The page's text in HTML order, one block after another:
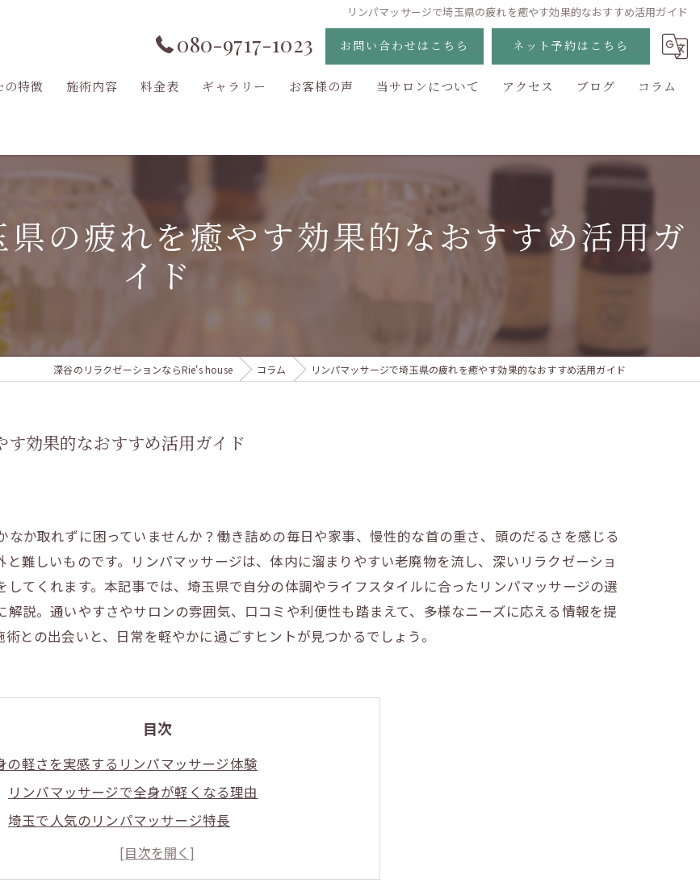
リンパマッサージで埼玉県の疲れを癒やす効果的なおすすめ活用ガイド
080-9717-1023 お問い合わせはこちら ネット予約はこちら
特徴 施術内容 料金表 ギャラリー お客様の声 当サロンについて
美容
アクセス ブログ コラム
県の疲れを癒やす効果的なおすすめ活用ガ
イド
深谷のリラクゼーションならRie's house コラム リンパマッサージで埼玉県の疲れを癒やす効果的なおすすめ活用ガイド
す効果的なおすすめ活用ガイド
か取れずに困っていませんか？働き詰めの毎日や家事、慢性的な首の重さ、頭のだるさを感じる
難しいものです。リンパマッサージは、体内に溜まりやすい老廃物を流し、深いリラクゼーショ
てくれます。本記事では、埼玉県で自分の体調やライフスタイルに合ったリンパマッサージの選
説。通いやすさやサロンの雰囲気、口コミや利便性も踏まえて、多様なニーズに応える情報を提
との出会いと、日常を軽やかに過ごすヒントが見つかるでしょう。
目次
の軽さを実感するリンパマッサージ体験
リンパマッサージで全身が軽くなる理由
埼玉で人気のリンパマッサージ特長
全身マッサージとリンパの相乗効果とは
メンズにも好評なリンパマッサージ体験談